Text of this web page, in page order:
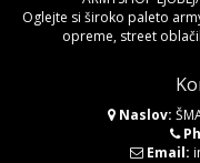
Oglejte si široko paleto
opreme, street
Naslov:
Email: